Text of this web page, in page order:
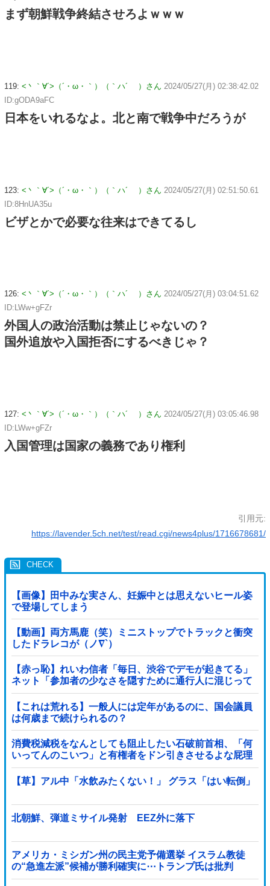
まず朝鮮戦争終結させろよｗｗｗ
119: <丶｀∀´>（´・ω・｀）（｀ハ´ ）さん 2024/05/27(月) 02:38:42.02
ID:gODA9aFC
日本をいれるなよ。北と南で戦争中だろうが
123: <丶｀∀´>（´・ω・｀）（｀ハ´ ）さん 2024/05/27(月) 02:51:50.61
ID:8HnUA35u
ビザとかで必要な往来はできてるし
126: <丶｀∀´>（´・ω・｀）（｀ハ´ ）さん 2024/05/27(月) 03:04:51.62
ID:LWw+gFZr
外国人の政治活動は禁止じゃないの？
国外追放や入国拒否にするべきじゃ？
127: <丶｀∀´>（´・ω・｀）（｀ハ´ ）さん 2024/05/27(月) 03:05:46.98
ID:LWw+gFZr
入国管理は国家の義務であり権利
引用元:
https://lavender.5ch.net/test/read.cgi/news4plus/1716678681/
【画像】田中みな実さん、妊娠中とは思えないヒール姿
で登場してしまう
【動画】両方馬鹿（笑）ミニストップでトラックと衝突
したドラレコが（ノ∇`）
【赤っ恥】れいわ信者「毎日、渋谷でデモが起きてる」
ネット「参加者の少なさを隠すために通行人に混じって
るのリプ欄でバラされてて草」
【これは荒れる】一般人には定年があるのに、国会議員
は何歳まで続けられるの？
消費税減税をなんとしても阻止したい石破前首相、「何
いってんのこいつ」と有権者をドン引きさせるよな屁理
屈を……他
【草】アル中「水飲みたくない！」 グラス「はい転倒」
北朝鮮、弾道ミサイル発射 EEZ外に落下
アメリカ・ミシガン州の民主党予備選挙 イスラム教徒
の“急進左派”候補が勝利確実に⋯トランプ氏は批判